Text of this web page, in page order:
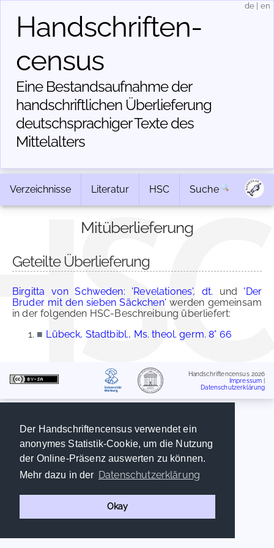
Der Handschriftencensus verwendet ein
anonymes Statistik-Cookie, um die Nutzung
der Online-Präsenz auswerten zu können.
Mehr dazu in der Datenschutzerklärung
Okay
Handschriften­
census
Eine Bestandsaufnahme der
handschriftlichen Über­lieferung
deutschsprachiger Texte des
Mittelalters
de en
Verzeichnisse Literatur HSC Suche
Mitüberlieferung
Geteilte Überlieferung
Birgitta von Schweden: 'Revelationes', dt. und 'Der
Bruder mit den sieben Säckchen' werden gemeinsam
in der folgenden HSC-Beschreibung überliefert:
■ Lübeck, Stadtbibl., Ms. theol. germ. 8° 66
Handschriftencensus 2026
Impressum
Datenschutzerklärung